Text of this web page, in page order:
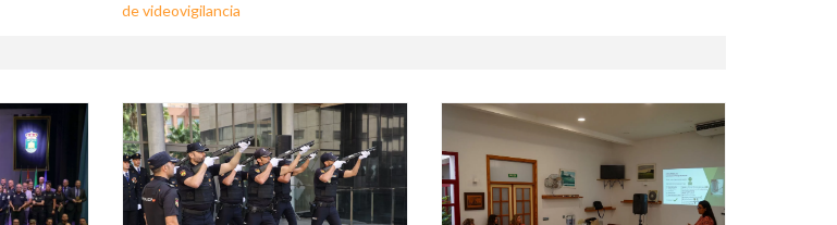
de videovigilancia